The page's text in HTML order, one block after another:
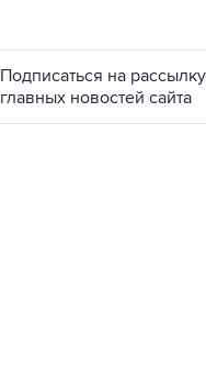
Подписаться на рассылку
главных новостей сайта